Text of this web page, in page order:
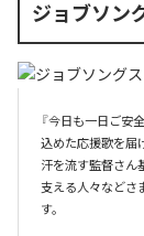
ジョブソン
『今日も一日ご安
込めた応援歌を届
汗を流す監督さん
支える人々などさ
す。